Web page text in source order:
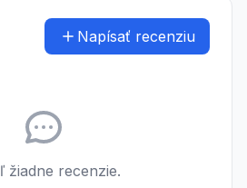
Napísať recenziu
žiadne recenzie.